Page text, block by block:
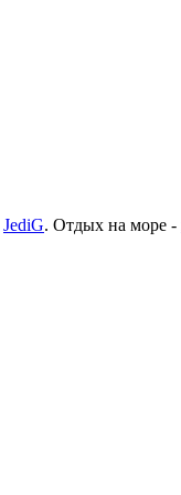
JediG. Отдых на море -